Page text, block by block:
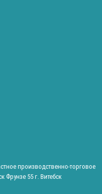
производственно-торговое
Фрунзе 55 г. Витебск